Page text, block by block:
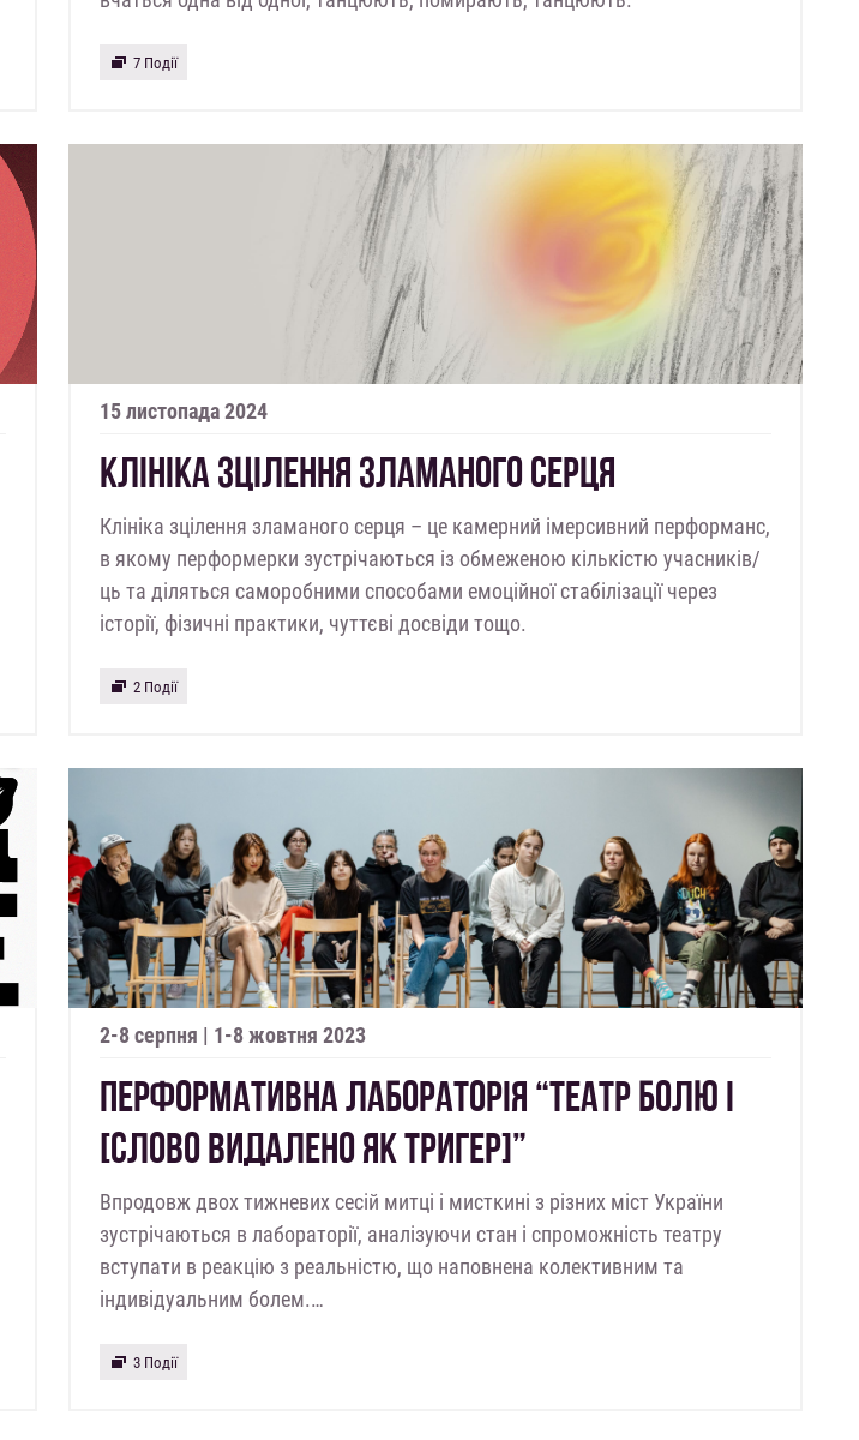
7 Події
15 листопада 2024
КЛІНІКА ЗЦІЛЕННЯ ЗЛАМАНОГО СЕРЦЯ
Клініка зцілення зламаного серця – це камерний імерсивний перформанс,
в якому перформерки зустрічаються із обмеженою кількістю учасників/
ць та діляться саморобними способами емоційної стабілізації через
історії, фізичні практики, чуттєві досвіди тощо.
2 Події
2-8 серпня | 1-8 жовтня 2023
ПЕРФОРМАТИВНА ЛАБОРАТОРІЯ “ТЕАТР БОЛЮ І
[СЛОВО ВИДАЛЕНО ЯК ТРИГЕР]”
Впродовж двох тижневих сесій митці і мисткині з різних міст України
зустрічаються в лабораторії, аналізуючи стан і спроможність театру
вступати в реакцію з реальністю, що наповнена колективним та
індивідуальним болем.…
3 Події